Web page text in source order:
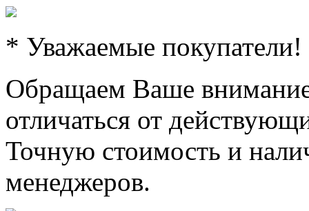
* Уважаемые покупатели!
Обращаем Ваше
отличаться от
Точную стоимость и
менеджеров.